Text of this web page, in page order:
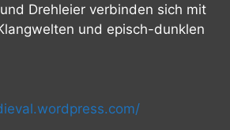
Drehleier verbinden sich mit
und episch-dunklen